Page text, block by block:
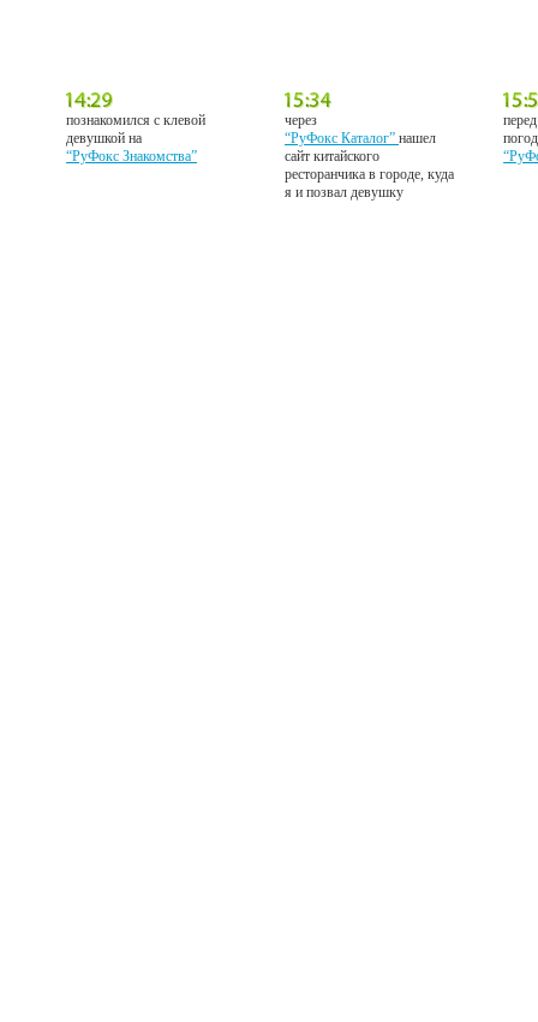
познакомился с клевой
девушкой на
“РуФокс Знакомства”
через
“РуФокс Каталог”нашел
сайт китайского
ресторанчика в городе, куда
я и позвал девушку